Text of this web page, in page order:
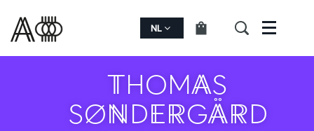
NL Menu
THOMAS
SØNDERGÅRD